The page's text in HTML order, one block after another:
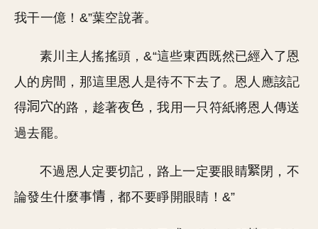
我干一億！&”葉空說著。
素川主人搖搖頭，&“這些東西既然已經
了恩
人的房間，那這里恩人是待不下去了。恩人應該記
得
的路，趁著夜
，我用一只符紙將恩人傳送
過去罷。
不過恩人定要切記，路上一定要眼睛
閉，不
論發生什麼事
，都不要睜開眼睛！&”